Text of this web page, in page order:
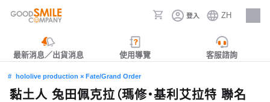
登入 ZH
人才招募
最新消息／出貨消息 使用導覽 客服諮詢
hololive production × Fate/Grand Order
黏土人 兔田佩克拉（瑪修‧基利艾拉特 聯名